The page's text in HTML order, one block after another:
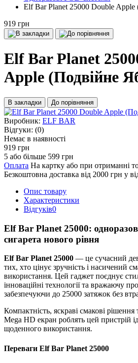
Elf Bar Planet 25000 Double
919 грн
Elf Bar Planet
Apple (Подвійне
В закладки До порівняння
Виробник: ELF BAR
Відгуки: (0)
Немає в наявності
919 грн
5 або більше 599 грн
Оплата На картку або при отриманні
Безкоштовна доставка від 2000 грн у
Опис товару
Характеристики
Відгуків0
Elf Bar Planet 25000:
сигарета нового рівня
Elf Bar Planet 25000 — це сучасний
тих, хто цінує зручність і насичений
використання. Цей гаджет поєднує
інноваційні технології та вражаючу
забезпечуючи до 25000 затяжок без
Компактність, яскраві смакові
Mega HD екран роблять цей пристрій
щоденного використання.
Переваги Elf Bar Planet 25000